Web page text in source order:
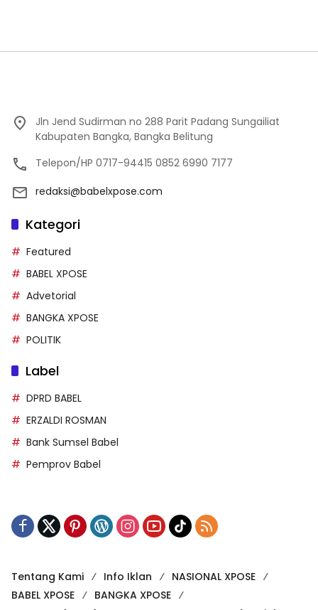
Jln Jend Sudirman no 288 Parit Padang Sungailiat
Kabupaten Bangka, Bangka Belitung
Telepon/HP 0717-94415 0852 6990 7177
redaksi@babelxpose.com
Kategori
Featured
BABEL XPOSE
Advetorial
BANGKA XPOSE
POLITIK
Label
DPRD BABEL
ERZALDI ROSMAN
Bank Sumsel Babel
Pemprov Babel
Tentang Kami Info Iklan
NASIONAL XPOSE
BABEL XPOSE
BANGKA XPOSE